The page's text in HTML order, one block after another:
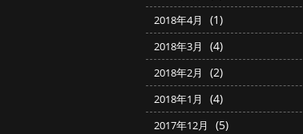
2018年4月 (1)
2018年3月 (4)
2018年2月 (2)
2018年1月 (4)
2017年12月 (5)